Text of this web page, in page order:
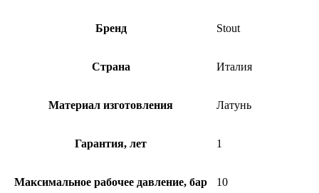
Бренд Stout
Страна Италия
Материал изготовления Латунь
Гарантия, лет 1
Максимальное рабочее давление, бар 10